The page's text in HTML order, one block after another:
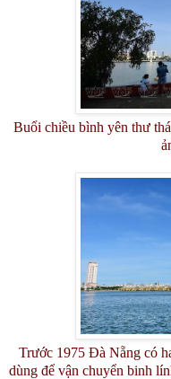
Buổi chiều bình yên thư
Trước 1975 Đà Nẵng có
dùng để vận chuyển binh